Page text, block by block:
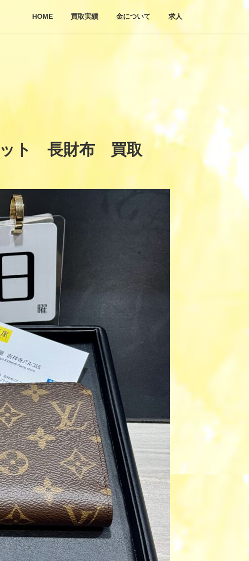
HOME 買取実績 金について 求人
ット 長財布 買取